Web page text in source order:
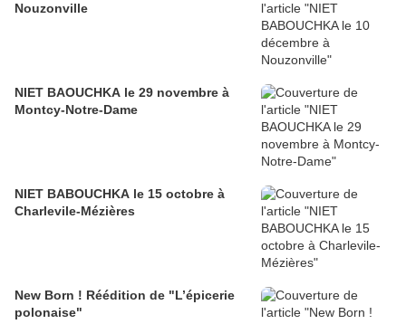
Nouzonville
NIET BAOUCHKA le 29 novembre à
Montcy-Notre-Dame
NIET BABOUCHKA le 15 octobre à
Charlevile-Mézières
New Born ! Réédition de "L’épicerie
polonaise"